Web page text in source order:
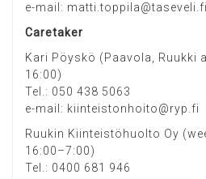
e-mail: matti.toppila@taseveli.fi
Caretaker
Kari Pöyskö (Paavola, Ruukki
16:00)
Tel.: 050 438 5063
e-mail: kiinteistonhoito@ryp.fi
Ruukin Kiinteistöhuolto Oy
16:00–7:00)
Tel.: 0400 681 946